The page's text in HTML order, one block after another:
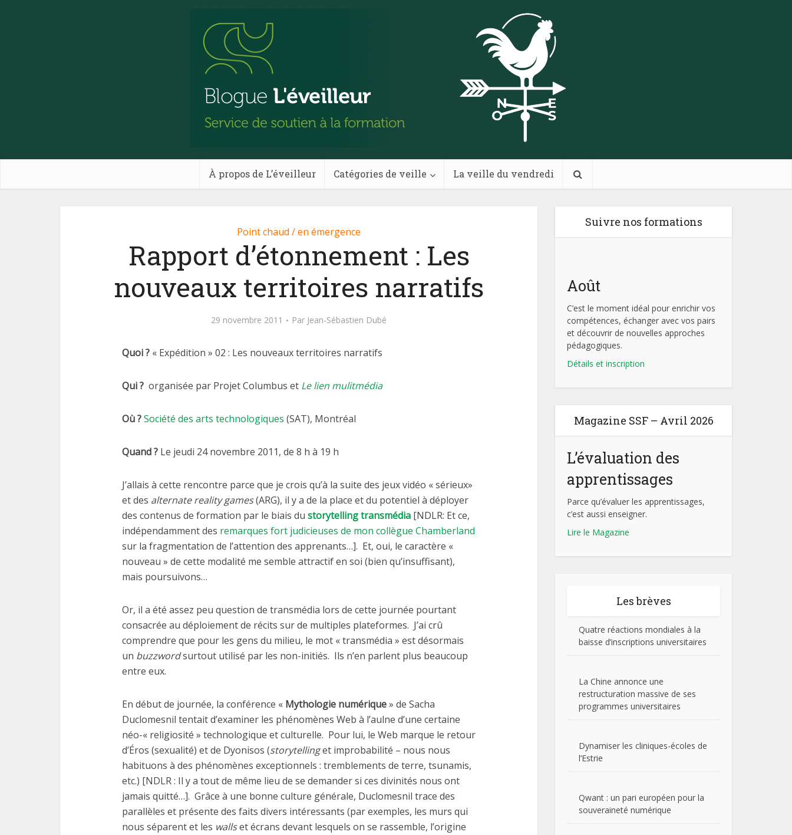
À propos de L’éveilleur Catégories de veille La veille du vendredi
Point chaud / en émergence
Rapport d’étonnement : Les
nouveaux territoires narratifs
29 novembre 2011 Par Jean-Sébastien Dubé
Quoi ? « Expédition » 02 : Les nouveaux territoires narratifs
Qui ? organisée par Projet Columbus et Le lien mulitmédia
Où ?Société des arts technologiques (SAT), Montréal
Quand ? Le jeudi 24 novembre 2011, de 8 h à 19 h
J’allais à cette rencontre parce que je crois qu’à la suite des jeux vidéo « sérieux»
et des alternate reality games(ARG), il y a de la place et du potentiel à déployer
des contenus de formation par le biais du storytelling transmédia [NDLR: Et ce,
indépendamment des remarques fort judicieuses de mon collègue Chamberland
sur la fragmentation de l’attention des apprenants…]. Et, oui, le caractère «
nouveau » de cette modalité me semble attractif en soi (bien qu’insuffisant),
mais poursuivons…
Or, il a été assez peu question de transmédia lors de cette journée pourtant
consacrée au déploiement de récits sur de multiples plateformes. J’ai crû
comprendre que pour les gens du milieu, le mot « transmédia » est désormais
un buzzwordsurtout utilisé par les non-initiés. Ils n’en parlent plus beaucoup
entre eux.
En début de journée, la conférence « Mythologie numérique» de Sacha
Duclomesnil tentait d’examiner les phénomènes Web à l’aulne d’une certaine
néo-« religiosité » technologique et culturelle. Pour lui, le Web marque le retour
d’Éros (sexualité) et de Dyonisos (storytellinget improbabilité – nous nous
habituons à des phénomènes exceptionnels : tremblements de terre, tsunamis,
etc.) [NDLR : Il y a tout de même lieu de se demander si ces divinités nous ont
jamais quitté…]. Grâce à une bonne culture générale, Duclomesnil trace des
parallèles et présente des faits divers intéressants (par exemples, les murs qui
nous séparent et les wallset écrans devant lesquels on se rassemble, l’origine
Suivre nos formations
Août
C’est le moment idéal pour enrichir vos
compétences, échanger avec vos pairs
et découvrir de nouvelles approches
pédagogiques.
Détails et inscription
Magazine SSF – Avril 2026
L’évaluation des
apprentissages
Parce qu’évaluer les apprentissages,
c’est aussi enseigner.
Lire le Magazine
Les brèves
Quatre réactions mondiales à la
baisse d’inscriptions universitaires
La Chine annonce une
restructuration massive de ses
programmes universitaires
Dynamiser les cliniques-écoles de
l’Estrie
Qwant : un pari européen pour la
souveraineté numérique